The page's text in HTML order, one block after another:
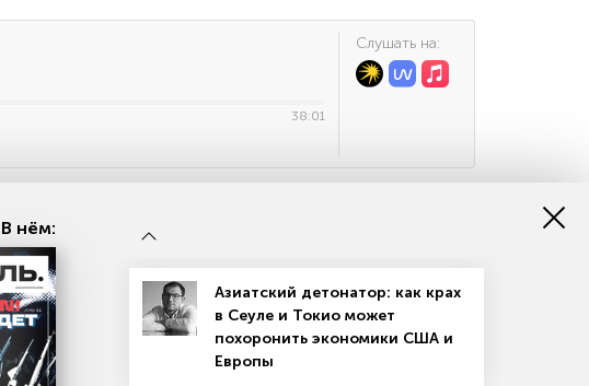
38:01
Cлушать на:
В нём:
Азиатский детонатор: как крах
в Сеуле и Токио может
похоронить экономики США и
Европы